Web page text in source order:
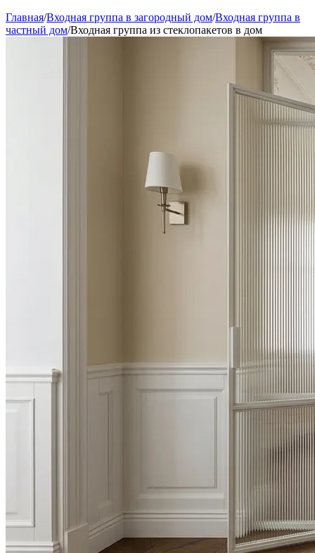
Главная/Входная группа в загородный дом/Входная группа в
частный дом/Входная группа из стеклопакетов в дом